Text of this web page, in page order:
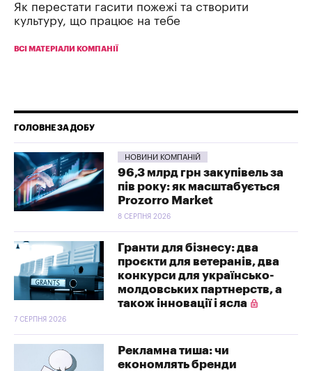
Як перестати гасити пожежі та створити
культуру, що працює на тебе
ВСІ МАТЕРІАЛИ КОМПАНІЇ
ГОЛОВНЕ ЗА ДОБУ
НОВИНИ КОМПАНІЙ
96,3 млрд грн закупівель за
пів року: як масштабується
Prozorro Market
8 СЕРПНЯ 2026
Гранти для бізнесу: два
проєкти для ветеранів, два
конкурси для українсько-
молдовських партнерств, а
також інновації і ясла
7 СЕРПНЯ 2026
Рекламна тиша: чи
економлять бренди